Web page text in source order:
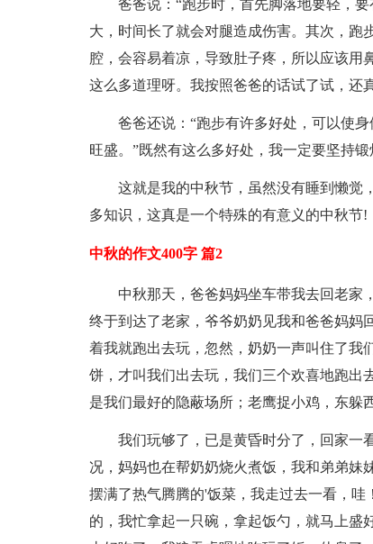
爸爸说：“跑步时，首先脚落地要轻，
大，时间长了就会对腿造成伤害。其次，跑
腔，会容易着凉，导致肚子疼，所以应该用
这么多道理呀。我按照爸爸的话试了试，还
爸爸还说：“跑步有许多好处，可以使
旺盛。”既然有这么多好处，我一定要坚持锻
这就是我的中秋节，虽然没有睡到懒觉
多知识，这真是一个特殊的有意义的中秋节!
中秋的作文400字 篇2
中秋那天，爸爸妈妈坐车带我去回老家
终于到达了老家，爷爷奶奶见我和爸爸妈妈
着我就跑出去玩，忽然，奶奶一声叫住了我
饼，才叫我们出去玩，我们三个欢喜地跑出
是我们最好的隐蔽场所；老鹰捉小鸡，东躲
我们玩够了，已是黄昏时分了，回家一
况，妈妈也在帮奶奶烧火煮饭，我和弟弟妹
摆满了热气腾腾的'饭菜，我走过去一看，
的，我忙拿起一只碗，拿起饭勺，就马上盛